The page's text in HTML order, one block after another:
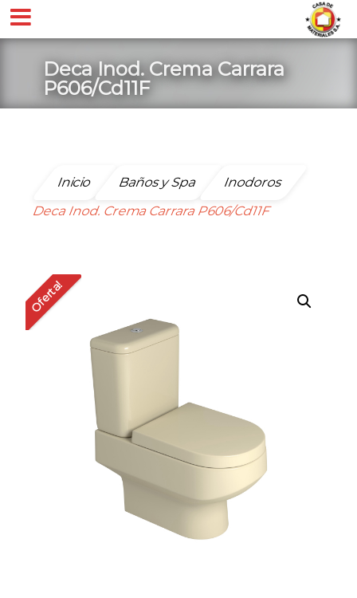
Deca Inod. Crema Carrara
P606/Cd11F
Inicio Baños y Spa
Inodoros
Deca Inod. Crema Carrara P606/Cd11F
Oferta!